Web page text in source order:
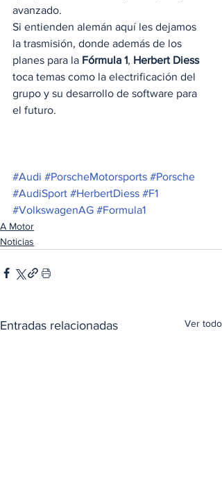
avanzado.
Si entienden alemán aquí les dejamos
la trasmisión, donde además de los
planes para la Fórmula 1, Herbert Diess
toca temas como la electrificación del
grupo y su desarrollo de software para
el futuro.
#Audi #PorscheMotorsports #Porsche
#AudiSport #HerbertDiess #F1
#VolkswagenAG #Formula1
A Motor
Noticias
Entradas relacionadas Ver todo